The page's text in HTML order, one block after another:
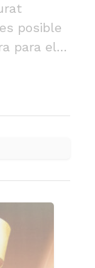
posible
para el